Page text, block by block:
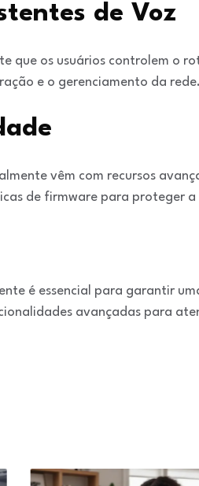
de Voz
que os usuários controlem o
e o gerenciamento da rede.
vêm com recursos
de firmware para proteger
é essencial para garantir
avançadas para